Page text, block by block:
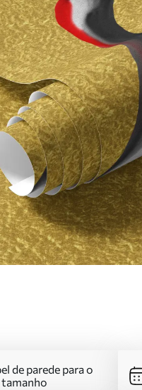
de parede para o
tamanho